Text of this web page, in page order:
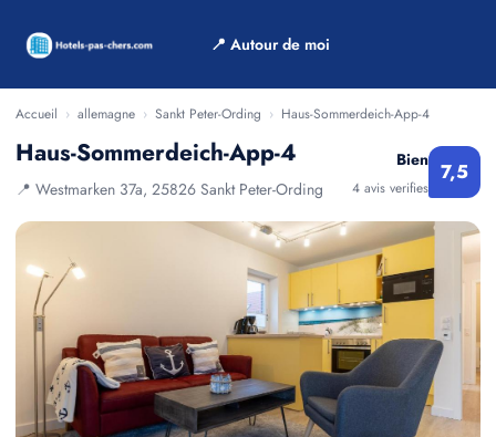
📍 Autour de moi
Accueil › allemagne › Sankt Peter-Ording › Haus-Sommerdeich-App-4
Haus-Sommerdeich-App-4
📍 Westmarken 37a, 25826 Sankt Peter-Ording
Bien
4 avis verifies
7,5